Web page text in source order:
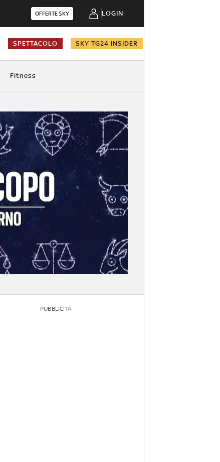
OFFERTE SKY LOGIN
SPETTACOLO SKY TG24 INSIDER
Fitness
PUBBLICITÀ